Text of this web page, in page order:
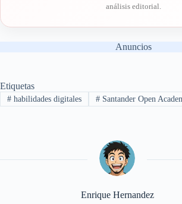
análisis editorial.
Anuncios
Etiquetas
#habilidades digitales #Santander Open
Enrique Hernandez